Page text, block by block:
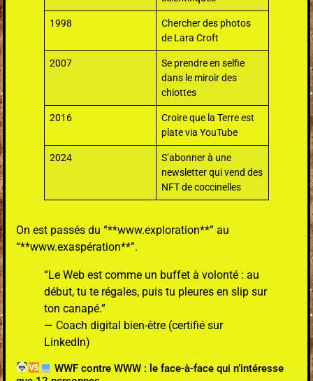
1998
Chercher des photos
de Lara Croft
2007
Se prendre en selfie
dans le miroir des
chiottes
2016
Croire que la Terre est
plate via YouTube
2024
S’abonner à une
newsletter qui vend des
NFT de coccinelles
On est passés du “**www.exploration**” au
“**www.exaspération**”.
“Le Web est comme un buffet à volonté : au
début, tu te régales, puis tu pleures en slip sur
ton canapé.”
— Coach digital bien-être (certifié sur
LinkedIn)
WWF contre WWW : le face-à-face qui n’intéresse